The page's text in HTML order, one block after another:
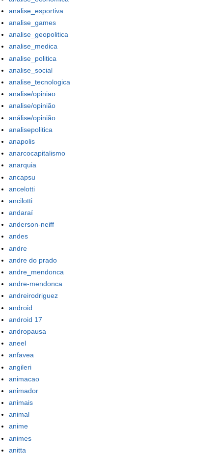
analise_esportiva
analise_games
analise_geopolitica
analise_medica
analise_politica
analise_social
analise_tecnologica
analise/opiniao
analise/opinião
análise/opinião
analisepolitica
anapolis
anarcocapitalismo
anarquia
ancapsu
ancelotti
ancilotti
andaraí
anderson-neiff
andes
andre
andre do prado
andre_mendonca
andre-mendonca
andreirodriguez
android
android 17
andropausa
aneel
anfavea
angileri
animacao
animador
animais
animal
anime
animes
anitta